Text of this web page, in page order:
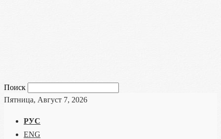
Поиск
Пятница, Август 7, 2026
РУС
ENG